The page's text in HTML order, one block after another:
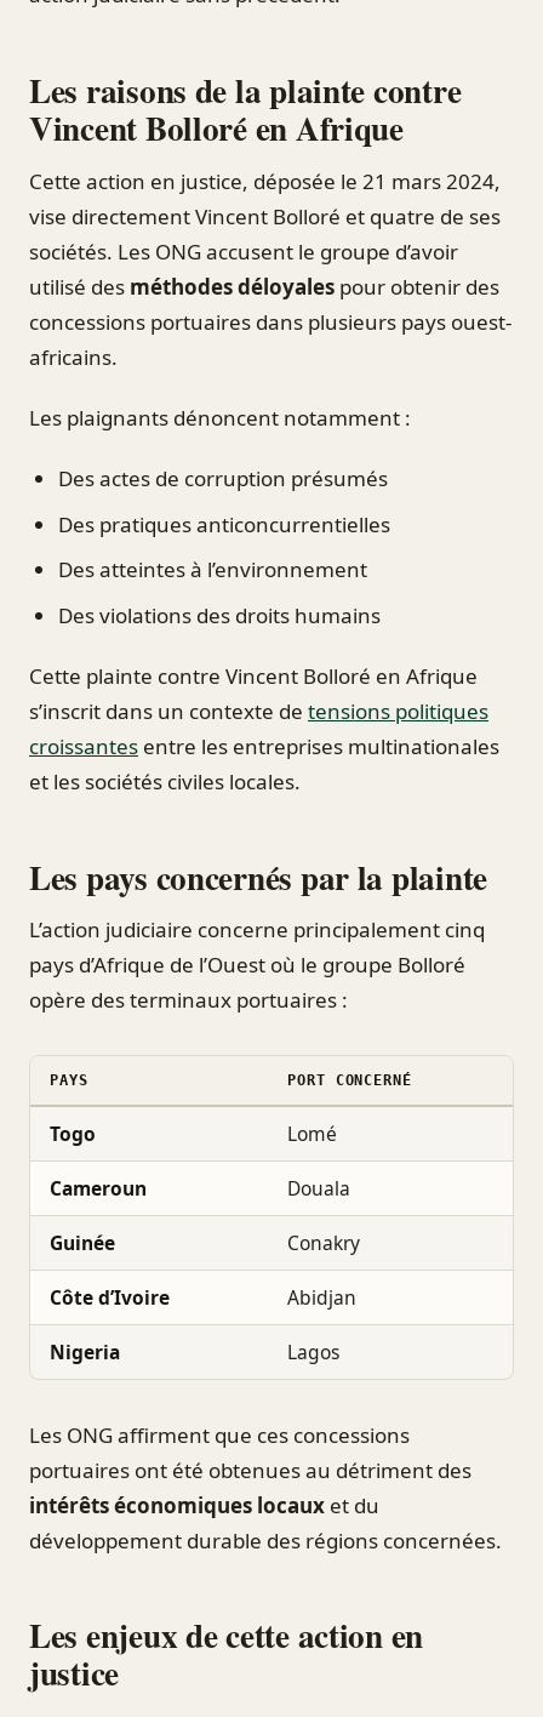
Les raisons de la plainte contre
Vincent Bolloré en Afrique
Cette action en justice, déposée le 21 mars 2024,
vise directement Vincent Bolloré et quatre de ses
sociétés. Les ONG accusent le groupe d’avoir
utilisé des méthodes déloyales pour obtenir des
concessions portuaires dans plusieurs pays ouest-
africains.
Les plaignants dénoncent notamment :
Des actes de corruption présumés
Des pratiques anticoncurrentielles
Des atteintes à l’environnement
Des violations des droits humains
Cette plainte contre Vincent Bolloré en Afrique
s’inscrit dans un contexte de tensions politiques
croissantes entre les entreprises multinationales
et les sociétés civiles locales.
Les pays concernés par la plainte
L’action judiciaire concerne principalement cinq
pays d’Afrique de l’Ouest où le groupe Bolloré
opère des terminaux portuaires :
PAYS PORT CONCERNÉ
Togo Lomé
Cameroun Douala
Guinée Conakry
Côte d’Ivoire Abidjan
Nigeria Lagos
Les ONG affirment que ces concessions
portuaires ont été obtenues au détriment des
intérêts économiques locaux et du
développement durable des régions concernées.
Les enjeux de cette action en
justice